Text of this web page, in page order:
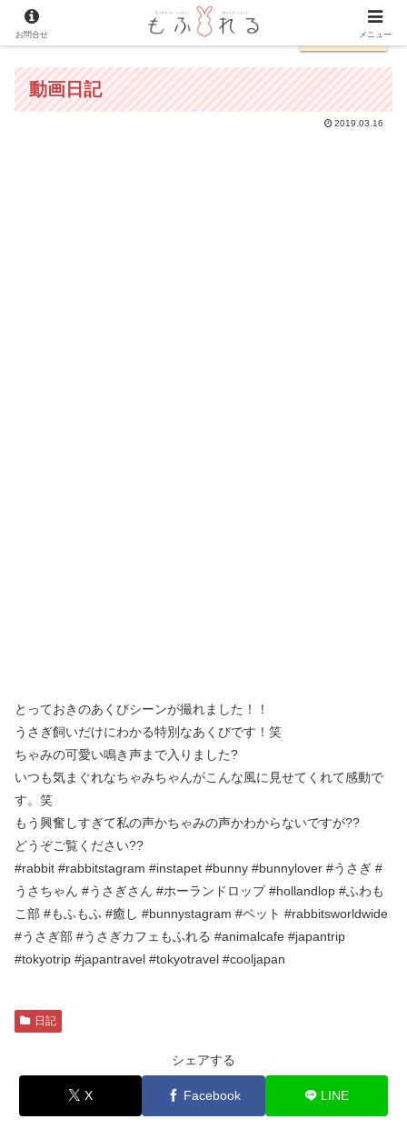
English
動画日記
2019.03.16
とっておきのあくびシーンが撮れました！！
うさぎ飼いだけにわかる特別なあくびです！笑
ちゃみの可愛い鳴き声まで入りました?
いつも気まぐれなちゃみちゃんがこんな風に見せてくれて感動で
す。笑
もう興奮しすぎて私の声かちゃみの声かわからないですが??
どうぞご覧ください??
#rabbit #rabbitstagram #instapet #bunny #bunnylover #うさぎ #
うさちゃん #うさぎさん #ホーランドロップ #hollandlop #ふわも
こ部 #もふもふ #癒し #bunnystagram #ペット #rabbitsworldwide
#うさぎ部 #うさぎカフェもふれる #animalcafe #japantrip
#tokyotrip #japantravel #tokyotravel #cooljapan
日記
シェアする
X Facebook LINE
お問合せ メニュー